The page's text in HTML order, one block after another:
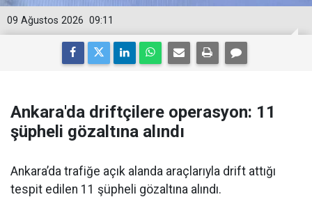
09:11
09 Ağustos 2026
Ankara'da driftçilere operasyon: 11
şüpheli gözaltına alındı
Ankara’da trafiğe açık alanda araçlarıyla drift attığı
tespit edilen 11 şüpheli gözaltına alındı.